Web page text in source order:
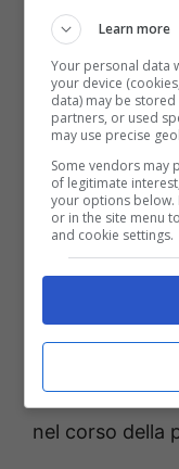
Si dovrebbe
Pinuccia, la
rifiutato la sua
Tina
Le due
nel corso della
Learn more
Your personal data
your device
data) may be
partners, or used
may use precise
Some vendors may
of legitimate
your options below.
or in the site menu
and cookie settings.